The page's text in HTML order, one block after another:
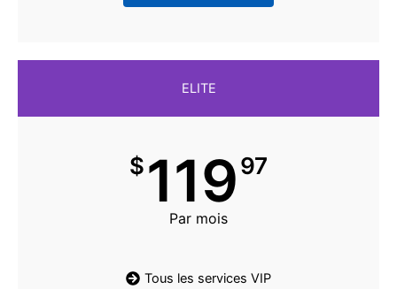
ELITE
$11997
Par mois
Tous les services VIP